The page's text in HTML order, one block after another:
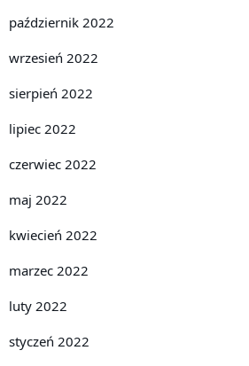
październik 2022
wrzesień 2022
sierpień 2022
lipiec 2022
czerwiec 2022
maj 2022
kwiecień 2022
marzec 2022
luty 2022
styczeń 2022